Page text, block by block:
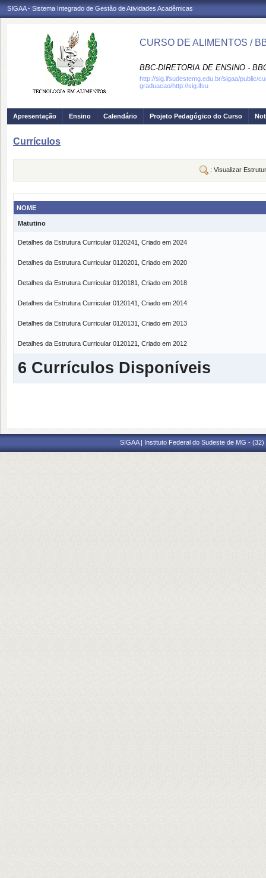
SIGAA - Sistema Integrado de Gestão de Atividades Acadêmicas
CURSO DE ALIMENTOS /
BBC-DIRETORIA DE ENSINO -
http://sig.ifsudestemg.edu.br/sigaa/public/
graduacao/http://sig.ifsu
Apresentação Ensino Calendário Projeto Pedagógico do Curso
Currículos
: Visualizar
NOME
Matutino
Detalhes da Estrutura Curricular 0120241, Criado em 2024
Detalhes da Estrutura Curricular 0120201, Criado em 2020
Detalhes da Estrutura Curricular 0120181, Criado em 2018
Detalhes da Estrutura Curricular 0120141, Criado em 2014
Detalhes da Estrutura Curricular 0120131, Criado em 2013
Detalhes da Estrutura Curricular 0120121, Criado em 2012
6 Currículos Disponíveis
SIGAA | Instituto Federal do Sudeste de MG -